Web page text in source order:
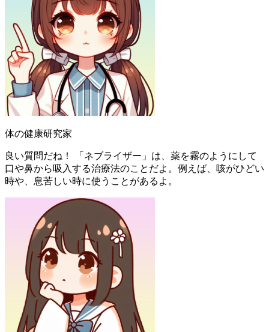
体の健康研究家
良い質問だね！ 「ネブライザー」は、薬を霧のようにして
口や鼻から吸入する治療法のことだよ。例えば、咳がひどい
時や、息苦しい時に使うことがあるよ。